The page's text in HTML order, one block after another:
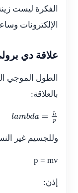
الفكرة ليست
الإلكترونات
علاقة دي
الطول الموجي
بالعلاقة:
lambda=hp
وللجسيم غير
p = mv
إذن: